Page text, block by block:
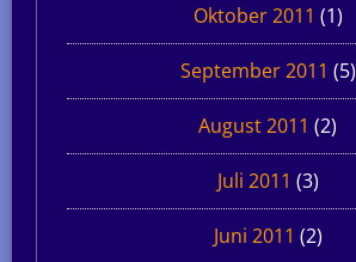
Oktober 2011 (1)
September 2011 (5)
August 2011 (2)
Juli 2011 (3)
Juni 2011 (2)